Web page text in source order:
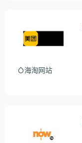
海淘网站